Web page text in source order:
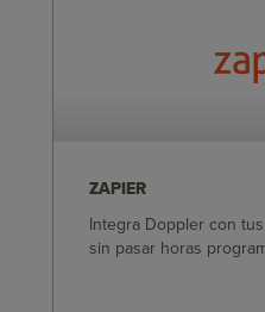
ZAPIER
Integra Doppler con
sin pasar horas